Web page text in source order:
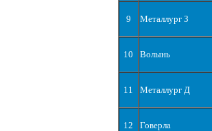
9 Металлург З
10 Волынь
11 Металлург Д
12 Говерла